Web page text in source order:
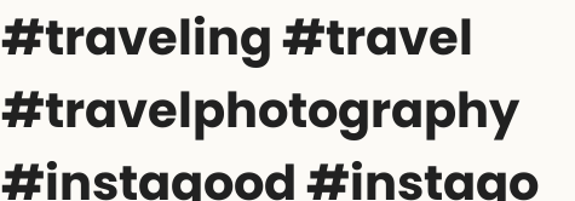
#traveling #travel
#travelphotography
#instagood #instago